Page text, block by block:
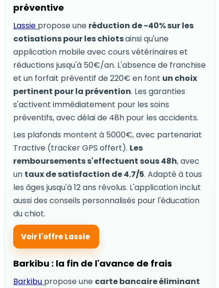
préventive
Lassie propose une réduction de -40% sur les
cotisations pour les chiotsainsi qu'une
application mobile avec cours vétérinaires et
réductions jusqu'à 50€/an. L'absence de franchise
et un forfait préventif de 220€ en font un choix
pertinent pour la prévention. Les garanties
s'activent immédiatement pour les soins
préventifs, avec délai de 48h pour les accidents.
Les plafonds montent à 5000€, avec partenariat
Tractive (tracker GPS offert). Les
remboursements s'effectuent sous 48h, avec
un taux de satisfaction de 4.7/5. Adapté à tous
les âges jusqu'à 12 ans révolus. L'application inclut
aussi des conseils personnalisés pour l'éducation
du chiot.
Voir l'offre Lassie
Barkibu : la fin de l'avance de frais
Barkibu propose une carte bancaire éliminant